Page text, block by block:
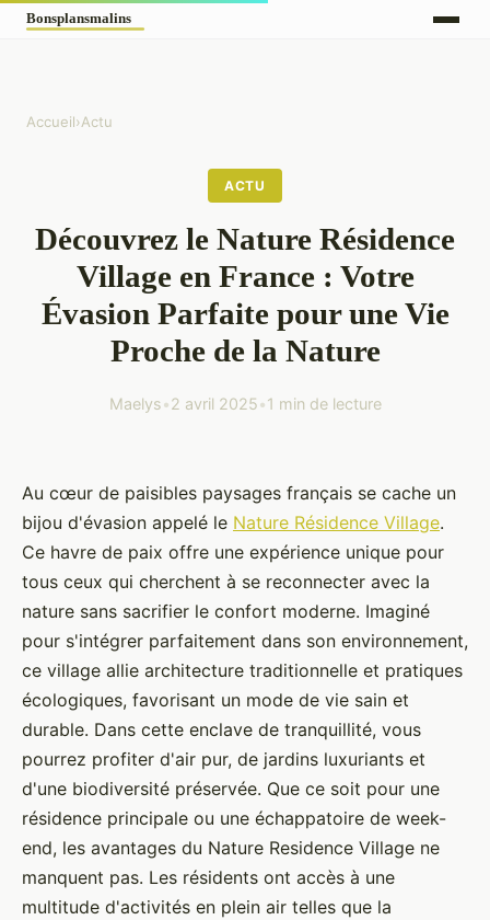
Accueil›Actu
ACTU
Découvrez le Nature Résidence
Village en France : Votre
Évasion Parfaite pour une Vie
Proche de la Nature
Maelys•2 avril 2025•1 min de lecture
Au cœur de paisibles paysages français se cache un
bijou d'évasion appelé le Nature Résidence Village.
Ce havre de paix offre une expérience unique pour
tous ceux qui cherchent à se reconnecter avec la
nature sans sacrifier le confort moderne. Imaginé
pour s'intégrer parfaitement dans son environnement,
ce village allie architecture traditionnelle et pratiques
écologiques, favorisant un mode de vie sain et
durable. Dans cette enclave de tranquillité, vous
pourrez profiter d'air pur, de jardins luxuriants et
d'une biodiversité préservée. Que ce soit pour une
résidence principale ou une échappatoire de week-
end, les avantages du Nature Residence Village ne
manquent pas. Les résidents ont accès à une
multitude d'activités en plein air telles que la